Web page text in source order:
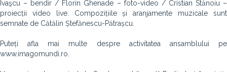
Ivaşcu – bendir / Florin Ghenade – foto-video / Cristian Stănoiu –
proiecții video live. Compozițiile și aranjamente muzicale sunt
semnate de Cătălin Ștefănescu-Pătrașcu.
Puteți afla mai multe despre activitatea ansamblului pe
www.imagomundi.ro.